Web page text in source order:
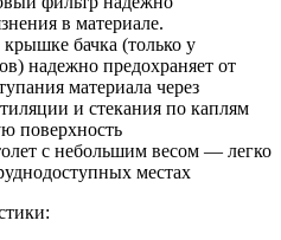
в материале.
бачка (только у
надежно предохраняет от
материала через
и стекания по каплям
поверхность
с небольшим весом — легко
местах